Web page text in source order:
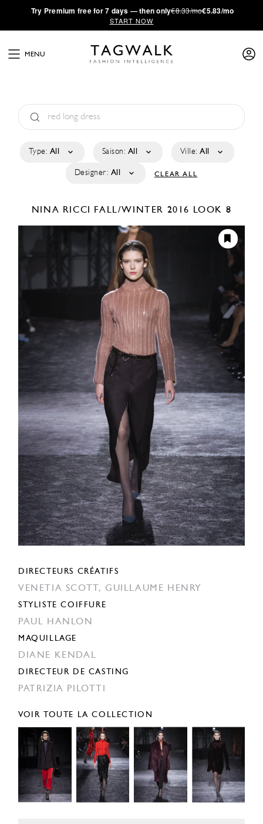
·Try Premium free for 7 days — then only€8.33/mo€5.83/mo
START NOW
MENU
Type: All Saison: All Ville: All
Designer: All CLEAR ALL
NINA RICCI FALL/WINTER 2016 LOOK 8
DIRECTEURS CRÉATIFS
VENETIA SCOTT, GUILLAUME HENRY
STYLISTE COIFFURE
PAUL HANLON
MAQUILLAGE
DIANE KENDAL
DIRECTEUR DE CASTING
PATRIZIA PILOTTI
VOIR TOUTE LA COLLECTION